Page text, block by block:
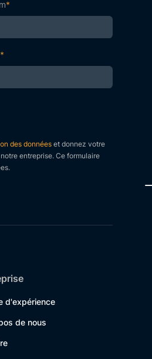
*
*
des donnéeset donnez votre
entreprise. Ce formulaire
d'expérience
de nous